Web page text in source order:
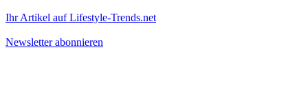
Ihr Artikel auf Lifestyle-Trends.net
Newsletter abonnieren